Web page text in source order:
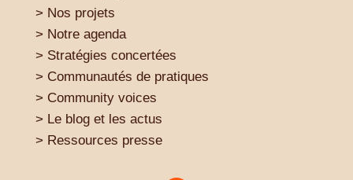
> Nos projets
> Notre agenda
> Stratégies concertées
> Communautés de pratiques
> Community voices
> Le blog et les actus
> Ressources presse